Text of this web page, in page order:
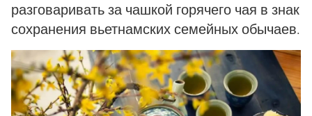
разговаривать за чашкой горячего чая в знак
сохранения вьетнамских семейных обычаев.